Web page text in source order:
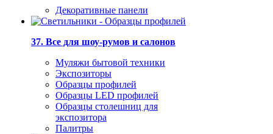
Декоративные панели
37. Все для шоу-румов и салонов
Муляжи бытовой техники
Экспозиторы
Образцы профилей
Образцы LED профилей
Образцы столешниц для
экспозитора
Палитры